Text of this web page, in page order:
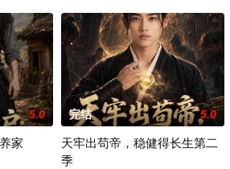
5.0
家
完结 5.0
天牢出苟帝，稳健得长生第二
季